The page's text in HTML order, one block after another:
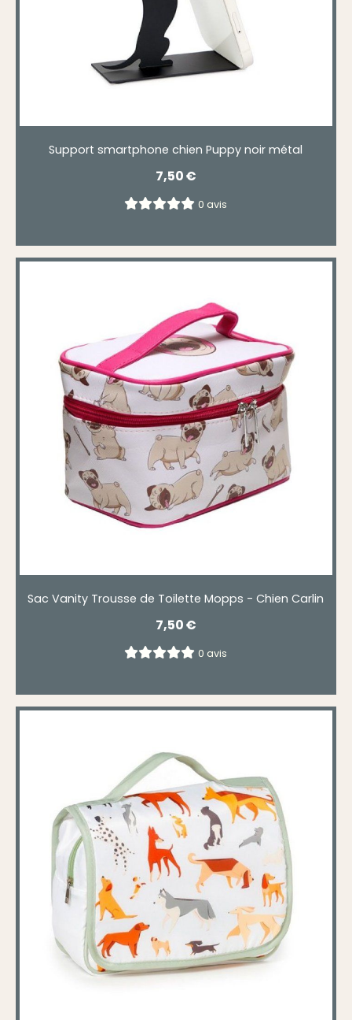
Support smartphone chien Puppy noir métal
7,50€
0 avis
Sac Vanity Trousse de Toilette Mopps - Chien Carlin
7,50€
0 avis